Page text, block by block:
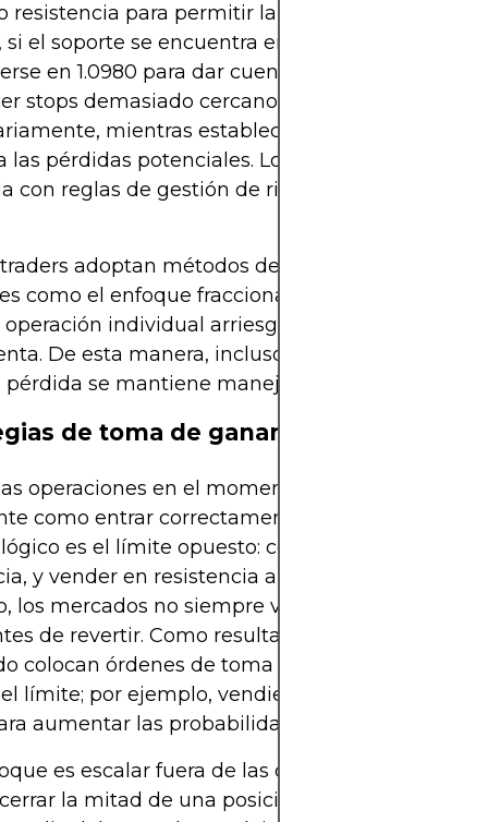
resistencia para permitir la volatilidad normal.
el soporte se encuentra en 1.1000, un stop
en 1.0980 para dar cuenta de pequeñas
stops demasiado cercanos arriesga ser
mientras establecerlos demasiado
las pérdidas potenciales. Los traders deben
con reglas de gestión de riesgo atadas al
adoptan métodos de dimensionamiento
como el enfoque fraccional fijo para asegurar
individual arriesgue más del 1–2% del
De esta manera, incluso si una ruptura
pérdida se mantiene manejable.
de toma de ganancias
operaciones en el momento adecuado es tan
como entrar correctamente. En el trading de
es el límite opuesto: comprar en soporte
y vender en resistencia apunta a soporte. Sin
los mercados no siempre viajan toda la
de revertir. Como resultado, los traders
colocan órdenes de toma de ganancias
límite; por ejemplo, vendiendo en 1.1980 en
aumentar las probabilidades de ejecución.
es escalar fuera de las operaciones. Los
la mitad de una posición cuando el precio